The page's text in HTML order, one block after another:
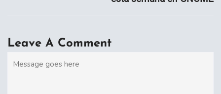
Leave A Comment